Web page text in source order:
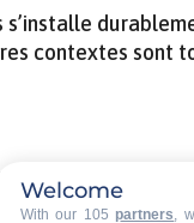
contextes sont
: les chantiers
varient d’une
Welcome
With our 105 partners,